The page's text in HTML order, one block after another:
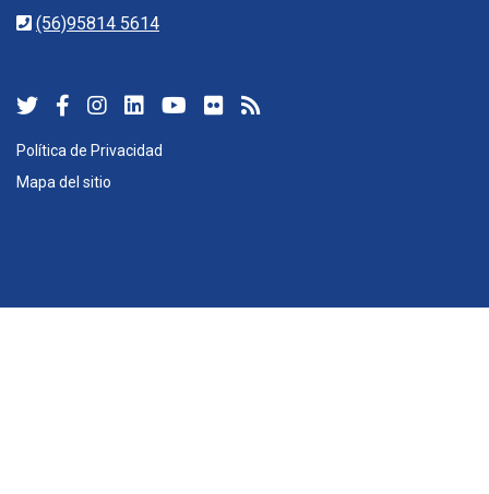
(56)95814 5614
Política de Privacidad
Mapa del sitio